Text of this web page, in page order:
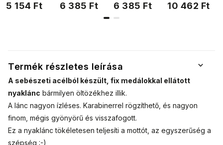
Termék részletes leírása
A sebészeti acélból készült, fix medálokkal ellátott
nyaklánc bármilyen öltözékhez illik.
A lánc nagyon ízléses. Karabinerrel rögzíthető, és nagyon
finom, mégis gyönyörű és visszafogott.
Ez a nyaklánc tökéletesen teljesíti a mottót, az egyszerűség a
szépség :-)
szívekkel
5 154 Ft
5127-24,
6 385 Ft
acélból
6 385 Ft
ezt a terméket
más
életfaFülbevalók
életfaKészletek
életfa
finom
10 462 Ft
sebészeti